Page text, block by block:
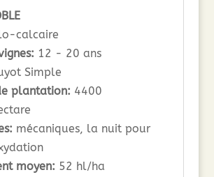
calcaire
12 - 20 ans
Simple
plantation: 4400
mécaniques, la nuit pour
moyen: 52 hl/ha